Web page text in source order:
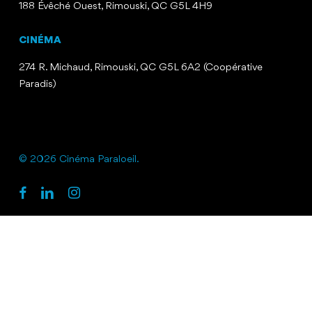
188 Évêché Ouest, Rimouski, QC G5L 4H9
CINÉMA
274 R. Michaud, Rimouski, QC G5L 6A2 (Coopérative
Paradis)
© 2026 Cinéma Paraloeil.